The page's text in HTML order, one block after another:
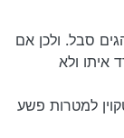
זה לא מספיק
סבל. ולכן אם
איתו ולא
למטרות פשע